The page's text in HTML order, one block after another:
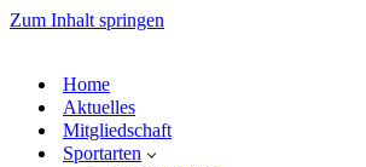
Zum Inhalt springen
Home
Aktuelles
Mitgliedschaft
Sportarten